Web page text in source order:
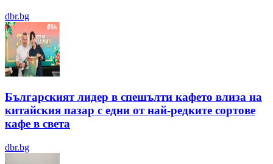
dbr.bg
Българският лидер в спешълти кафето влиза на
китайския пазар с едни от най-редките сортове
кафе в света
dbr.bg